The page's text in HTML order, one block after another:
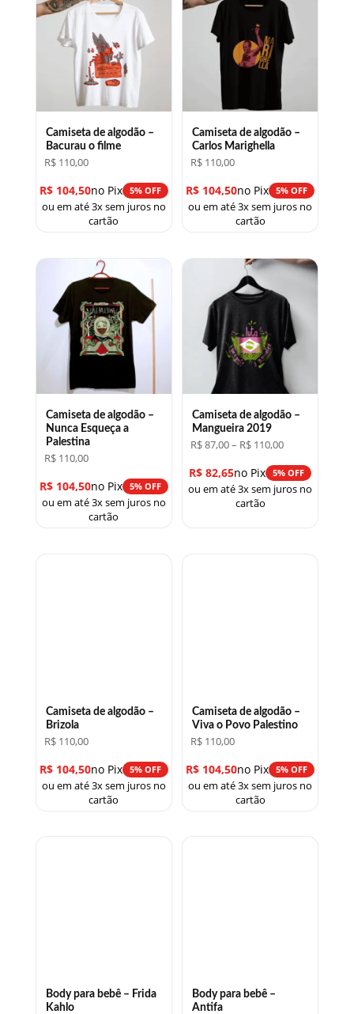
Camiseta de algodão –
Bacurau o filme
R$110,00
R$104,50no Pix 5% OFF
ou em até 3x sem juros no
cartão
Camiseta de algodão –
Carlos Marighella
R$110,00
R$ 104,50no Pix 5% OFF
ou em até 3x sem juros no
cartão
Camiseta de algodão –
Nunca Esqueça a
Palestina
R$110,00
R$104,50no Pix 5% OFF
ou em até 3x sem juros no
cartão
Camiseta de algodão –
Mangueira 2019
R$87,00– R$110,00Faixa
preço:
R$ 87,00
através
R$ 82,65no Pix 5% OFF
ou em até 3x sem juros no
cartão
Camiseta de algodão –
Brizola
R$110,00
R$104,50no Pix 5% OFF
ou em até 3x sem juros no
cartão
Camiseta de algodão –
Viva o Povo Palestino
R$110,00
R$ 104,50no Pix 5% OFF
ou em até 3x sem juros no
cartão
Body para bebê – Frida
Kahlo
Body para bebê –
Antifa